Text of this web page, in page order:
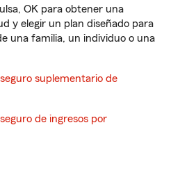
OK para obtener una
y elegir un plan diseñado para
una familia, un individuo o una
suplementario de
de ingresos por